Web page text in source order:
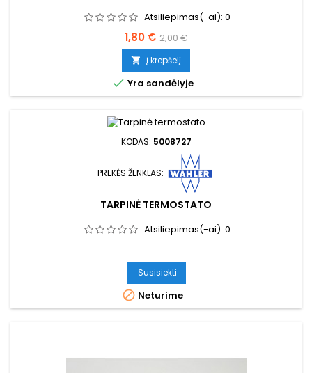
Atsiliepimas(-ai): 0
Kaina
1,80 € Bazinė
kaina
2,00 €
 Į krepšelį
 Yra sandėlyje
KODAS: 5008727
PREKĖS ŽENKLAS:
TARPINĖ TERMOSTATO
Atsiliepimas(-ai): 0
Susisiekti
 Neturime